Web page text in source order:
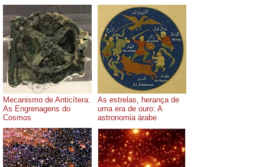
Mecanismo de Anticítera:
As Engrenagens do
Cosmos
As estrelas, herança de
uma era de ouro: A
astronomia árabe